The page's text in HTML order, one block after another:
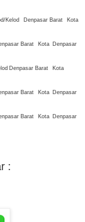
Kelod Denpasar Barat
Kota
Barat Kota Denpasar
Denpasar Barat
Kota
Barat Kota Denpasar
Barat Kota Denpasar
: